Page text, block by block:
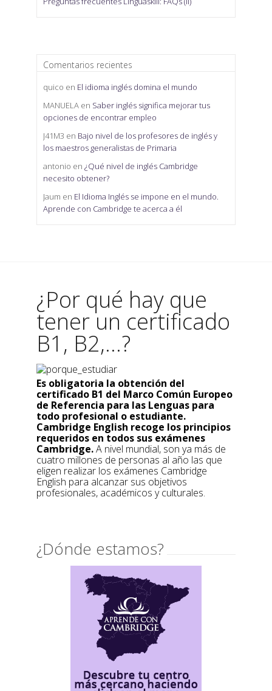
Comentarios recientes
quico en El idioma inglés domina el mundo
MANUELA en Saber inglés significa mejorar tus
opciones de encontrar empleo
J41M3 en Bajo nivel de los profesores de inglés y
los maestros generalistas de Primaria
antonio en ¿Qué nivel de inglés Cambridge
necesito obtener?
Jaum en El Idioma Inglés se impone en el mundo.
Aprende con Cambridge te acerca a él
¿Por qué hay que
tener un certificado
B1, B2,...?
Es obligatoria la obtención del
certificado B1 del Marco Común Europeo
de Referencia para las Lenguas para
todo profesional o estudiante.
Cambridge English recoge los principios
requeridos en todos sus exámenes
Cambridge.A nivel mundial, son ya más de
cuatro millones de personas al año las que
eligen realizar los exámenes Cambridge
English para alcanzar sus objetivos
profesionales, académicos y culturales.
¿Dónde estamos?